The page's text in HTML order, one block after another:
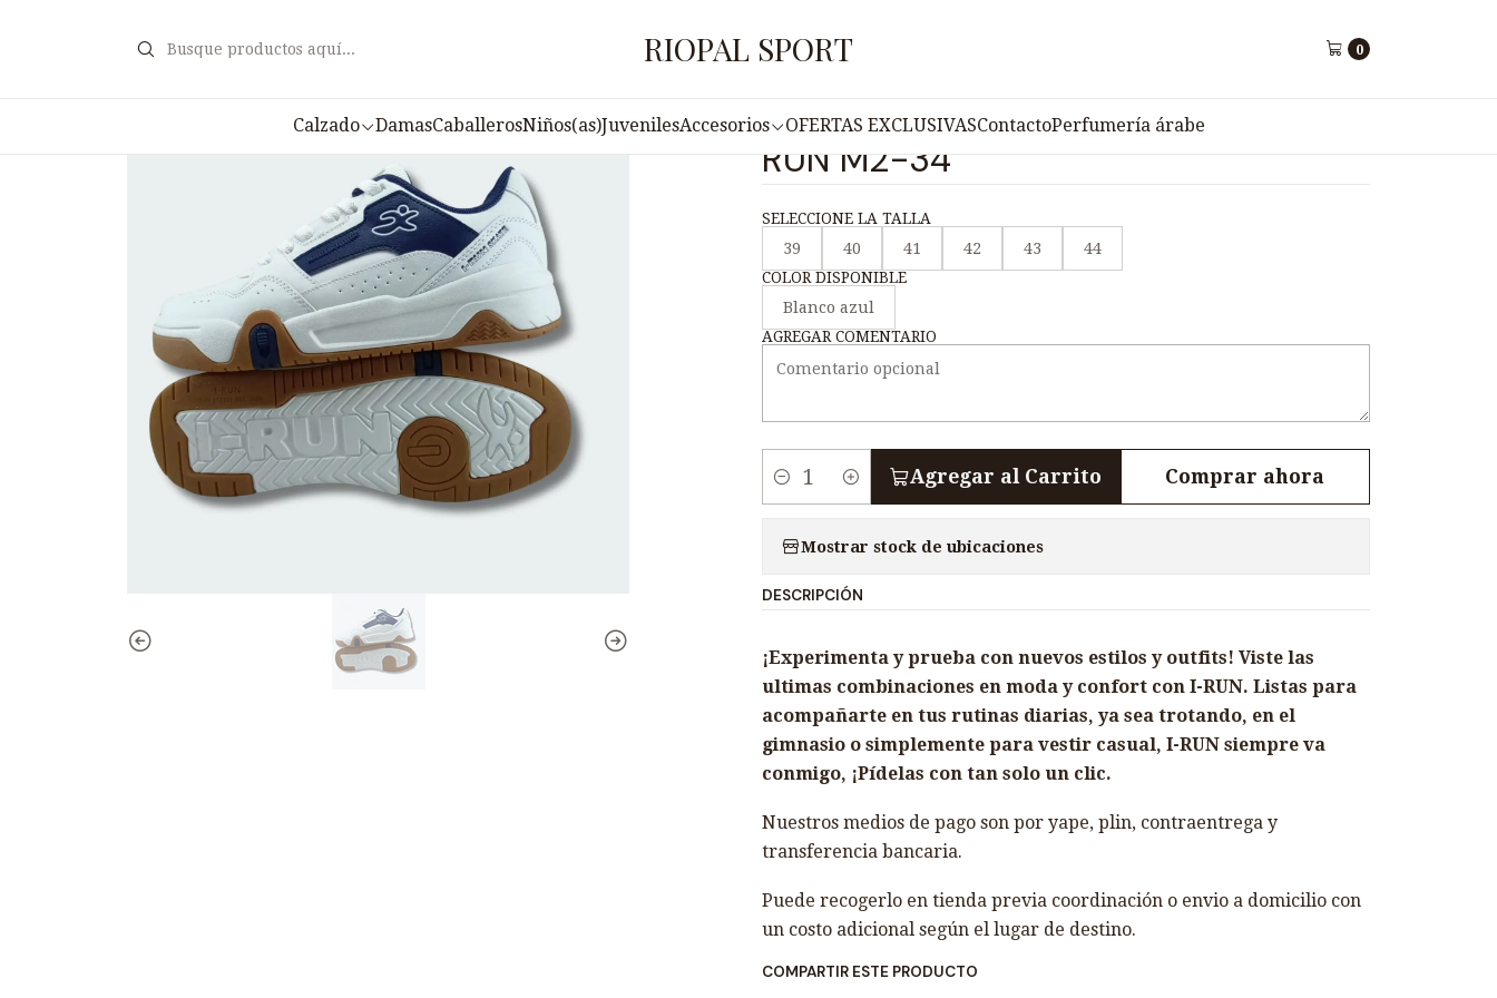
RIOPAL SPORT 0
Calzado DamasCaballerosNiños(as)JuvenilesAccesorios OFERTAS EXCLUSIVASContactoPerfumería árabe
|
Zapatilla Deportiva para Hombre I-
RUN M2-34
SELECCIONE LA TALLA
39
40 41 42 43
44
COLOR DISPONIBLE
Blanco azul
AGREGAR COMENTARIO
i
a
d
Agregar al Carrito Comprar ahora
Mostrar stock de ubicaciones
DESCRIPCIÓN
¡Experimenta y prueba con nuevos estilos y outfits! Viste las
ultimas combinaciones en moda y confort con I-RUN. Listas para
acompañarte en tus rutinas diarias, ya sea trotando, en el
gimnasio o simplemente para vestir casual, I-RUN siempre va
conmigo, ¡Pídelas con tan solo un clic.
Nuestros medios de pago son por yape, plin, contraentrega y
transferencia bancaria.
Puede recogerlo en tienda previa coordinación o envio a domicilio con
un costo adicional según el lugar de destino.
COMPARTIR ESTE PRODUCTO